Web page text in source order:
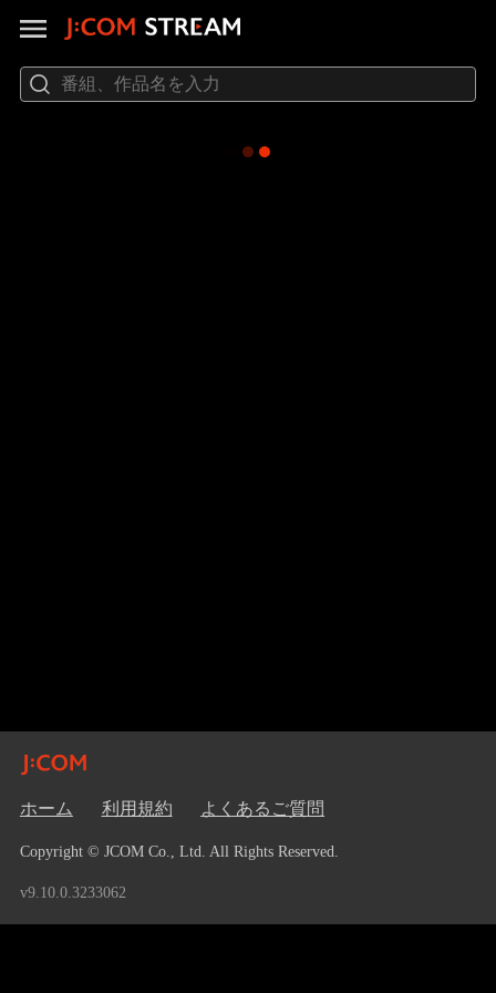
ホーム 利用規約 よくあるご質問
Copyright © JCOM Co., Ltd. All Rights Reserved.
v9.10.0.3233062